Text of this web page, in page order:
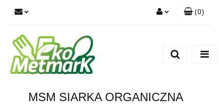
(0)
MSM SIARKA ORGANICZNA